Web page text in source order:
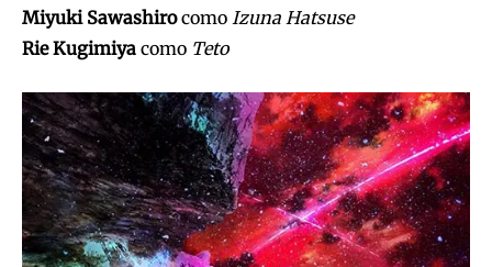
Miyuki Sawashirocomo Izuna Hatsuse
Rie Kugimiya como Teto